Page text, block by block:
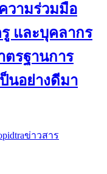
วามร่วมมือ
และบุคลากร
รฐานการ
นอย่างดีมา
ข่าวสาร